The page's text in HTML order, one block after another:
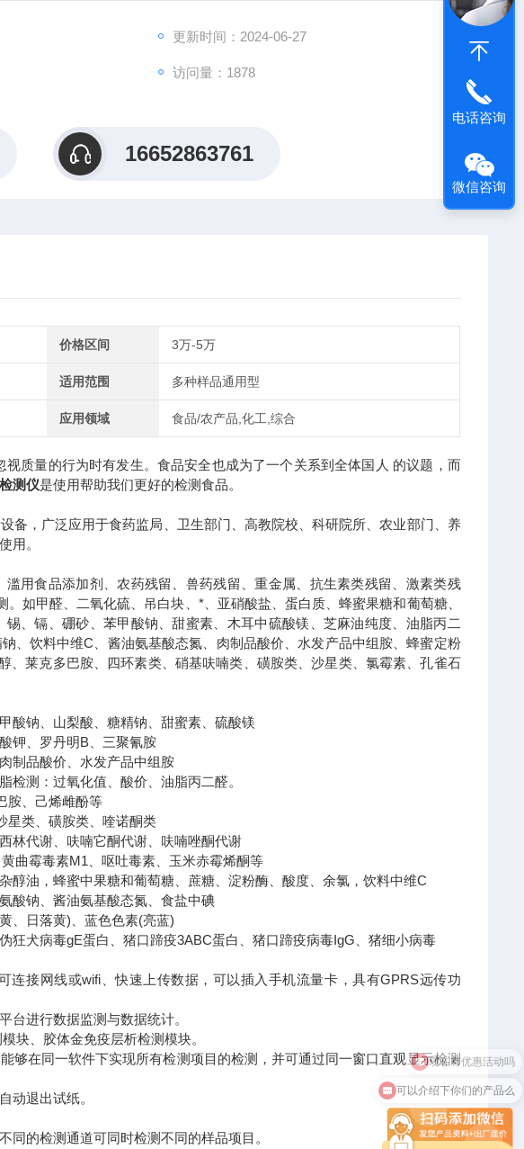
更新时间：2024-06-27
访问量：1878
16652863761
价格区间 3万-5万
适用范围 多种样品通用型
应用领域 食品/农产品,化工,综合
量的行为时有发生。食品安全也成为了一个关系到全体国人 的议题，而
测仪是使用帮助我们更好的检测食品。
备，广泛应用于食药监局、卫生部门、高教院校、科研院所、农业部门、养
用。
食品添加剂、农药残留、兽药残留、重金属、抗生素类残留、激素类残
如甲醛、二氧化硫、吊白块、*、亚硝酸盐、蛋白质、蜂蜜果糖和葡萄糖、
、镉、硼砂、苯甲酸钠、甜蜜素、木耳中硫酸镁、芝麻油纯度、油脂丙二
、饮料中维C、酱油氨基酸态氮、肉制品酸价、水发产品中组胺、蜂蜜定粉
、莱克多巴胺、四环素类、硝基呋喃类、磺胺类、沙星类、氯霉素、孔雀石
钠、山梨酸、糖精钠、甜蜜素、硫酸镁
钾、罗丹明B、三聚氰胺
制品酸价、水发产品中组胺
测：过氧化值、酸价、油脂丙二醛。
、己烯雌酚等
类、磺胺类、喹诺酮类
代谢、呋喃它酮代谢、呋喃唑酮代谢
霉毒素M1、呕吐毒素、玉米赤霉烯酮等
油，蜂蜜中果糖和葡萄糖、蔗糖、淀粉酶、酸度、余氯，饮料中维C
钠、酱油氨基酸态氮、食盐中碘
日落黄)、蓝色色素(亮蓝)
犬病毒gE蛋白、猪口蹄疫3ABC蛋白、猪口蹄疫病毒IgG、猪细小病毒
接网线或wifi、快速上传数据，可以插入手机流量卡，具有GPRS远传功
进行数据监测与数据统计。
、胶体金免疫层析检测模块。
在同一软件下实现所有检测项目的检测，并可通过同一窗口直观显示检测
退出试纸。
的检测通道可同时检测不同的样品项目。
电话咨询
微信咨询
可以介绍下你们的产品么